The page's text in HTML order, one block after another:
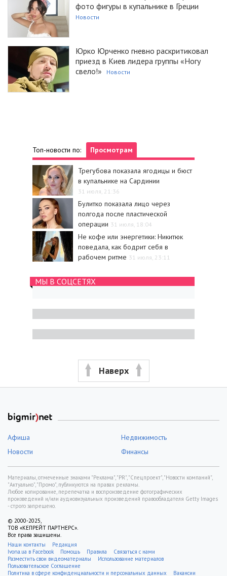
фото фигуры в купальнике в Греции
Новости
Юрко Юрченко гневно раскритиковал
приезд в Киев лидера группы «Ногу
свело!»
Новости
Топ-новости по: Просмотрам
Трегубова показала ягодицы и бюст
в купальнике на Сардинии
31 июля, 21:36
Булитко показала лицо через
полгода после пластической
операции 31 июля, 18:04
Не кофе или энергетики: Никитюк
поведала, как бодрит себя в
рабочем ритме 31 июля, 23:11
МЫ В СОЦСЕТЯХ
Наверх
Афиша
Недвижимость
Новости
Финансы
Материалы, отмеченные знаками "Реклама", "PR", "Спецпроект", "Новости компаний",
"Актуально", "Промо", публикуются на правах рекламы.
Любое копирование, перепечатка и воспроизведение фотографических
произведений и/или аудиовизуальных произведений правообладателя Getty Images
- строго запрещено.
© 2000-2025,
ТОВ «КЕПРЕЙТ ПАРТНЕРС».
Все права защищены.
Наши контакты
Редакция
Ivona.ua в Facebook
Помощь Правила
Связаться с нами
Разместить свои видеоматериалы
Использование материалов
Пользовательское Соглашение
Политика в сфере конфиденциальности и персональных данных
Вакансии